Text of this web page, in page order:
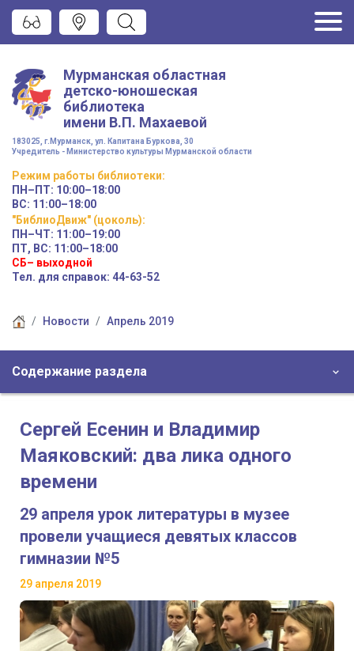
Мурманская областная
детско-юношеская
библиотека
имени В.П. Махаевой
183025, г.Мурманск, ул. Капитана Буркова, 30
Учредитель - Министерство культуры Мурманской области
Режим работы библиотеки:
ПН–ПТ: 10:00–18:00
ВС: 11:00–18:00
"БиблиоДвиж" (цоколь):
ПН–ЧТ: 11:00–19:00
ПТ, ВС: 11:00–18:00
СБ– выходной
Тел. для справок: 44-63-52
Новости Апрель 2019
Содержание раздела
Сергей Есенин и Владимир
Маяковский: два лика одного
времени
29 апреля урок литературы в музее
провели учащиеся девятых классов
гимназии №5
29 апреля 2019